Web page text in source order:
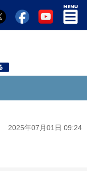
2025年07月01日 09:24